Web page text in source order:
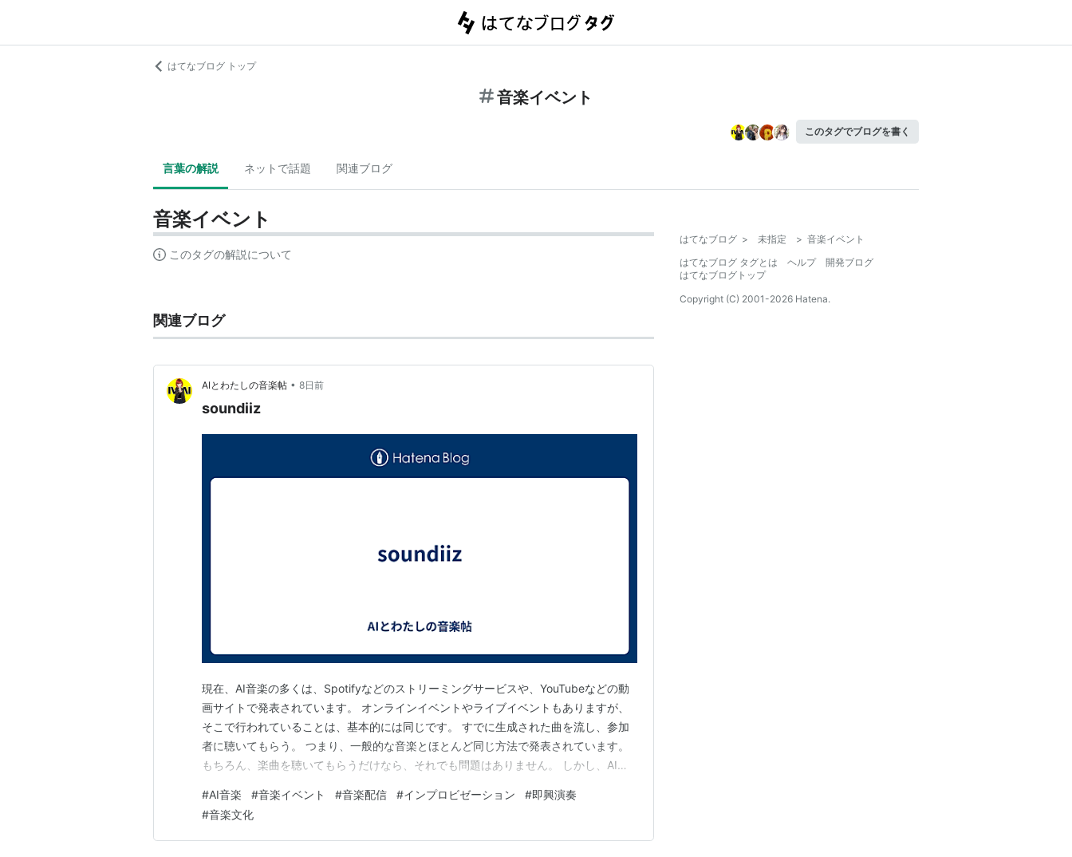
はてなブログ トップ
音楽イベント
このタグでブログを書く
言葉の解説 ネットで話題 関連ブログ
音楽イベント
このタグの解説について
関連ブログ
AIとわたしの音楽帖 • 8日前
soundiiz
現在、AI音楽の多くは、Spotifyなどのストリーミングサービスや、YouTubeなどの動
画サイトで発表されています。 オンラインイベントやライブイベントもありますが、
そこで行われていることは、基本的には同じです。 すでに生成された曲を流し、参加
者に聴いてもらう。 つまり、一般的な音楽とほとんど同じ方法で発表されています。
もちろん、楽曲を聴いてもらうだけなら、それでも問題はありません。 しかし、AI音
現在のAI音楽は、音を聴いただけではAIで作られた曲だと、ほとんど分からないからで
す。 音から違いが消えてしまっ…
#AI音楽 #音楽イベント #音楽配信 #インプロビゼーション #即興演奏
#音楽文化
はてなブログ > 未指定 > 音楽イベント
はてなブログ タグとは
ヘルプ
開発ブログ
はてなブログトップ
Copyright (C) 2001-2026 Hatena.